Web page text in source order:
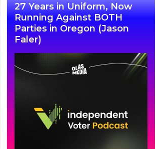
27 Years in Uniform, Now
Running Against BOTH
Parties in Oregon (Jason
Faler)